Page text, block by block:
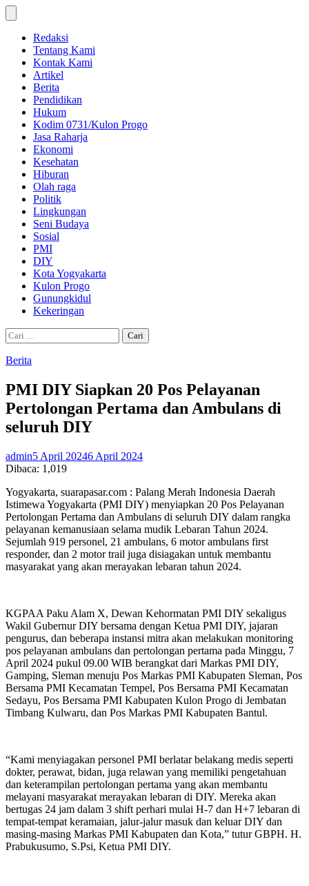
Skip
to
contentRedaksi
Tentang Kami
Kontak Kami
Artikel
Berita
Pendidikan
Hukum
Kodim 0731/Kulon Progo
Jasa Raharja
Ekonomi
Kesehatan
Hiburan
Olah raga
Politik
Lingkungan
Seni Budaya
Sosial
PMI
DIY
Kota Yogyakarta
Kulon Progo
Gunungkidul
Kekeringan
Cari
untuk:
Berita
PMI DIY Siapkan 20 Pos Pelayanan
Pertolongan Pertama dan Ambulans di
seluruh DIY
admin5 April 20246 April 2024
Dibaca: 1,019
Yogyakarta, suarapasar.com : Palang Merah Indonesia Daerah
Istimewa Yogyakarta (PMI DIY) menyiapkan 20 Pos Pelayanan
Pertolongan Pertama dan Ambulans di seluruh DIY dalam rangka
pelayanan kemanusiaan selama mudik Lebaran Tahun 2024.
Sejumlah 919 personel, 21 ambulans, 6 motor ambulans first
responder, dan 2 motor trail juga disiagakan untuk membantu
masyarakat yang akan merayakan lebaran tahun 2024.
KGPAA Paku Alam X, Dewan Kehormatan PMI DIY sekaligus
Wakil Gubernur DIY bersama dengan Ketua PMI DIY, jajaran
pengurus, dan beberapa instansi mitra akan melakukan monitoring
pos pelayanan ambulans dan pertolongan pertama pada Minggu, 7
April 2024 pukul 09.00 WIB berangkat dari Markas PMI DIY,
Gamping, Sleman menuju Pos Markas PMI Kabupaten Sleman, Pos
Bersama PMI Kecamatan Tempel, Pos Bersama PMI Kecamatan
Sedayu, Pos Bersama PMI Kabupaten Kulon Progo di Jembatan
Timbang Kulwaru, dan Pos Markas PMI Kabupaten Bantul.
“Kami menyiagakan personel PMI berlatar belakang medis seperti
dokter, perawat, bidan, juga relawan yang memiliki pengetahuan
dan keterampilan pertolongan pertama yang akan membantu
melayani masyarakat merayakan lebaran di DIY. Mereka akan
bertugas 24 jam dalam 3 shift perhari mulai H-7 dan H+7 lebaran di
tempat-tempat keramaian, jalur-jalur masuk dan keluar DIY dan
masing-masing Markas PMI Kabupaten dan Kota,” tutur GBPH. H.
Prabukusumo, S.Psi, Ketua PMI DIY.